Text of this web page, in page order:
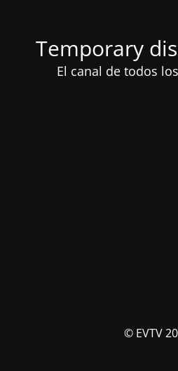
Temporary
El canal de todos
© EVTV